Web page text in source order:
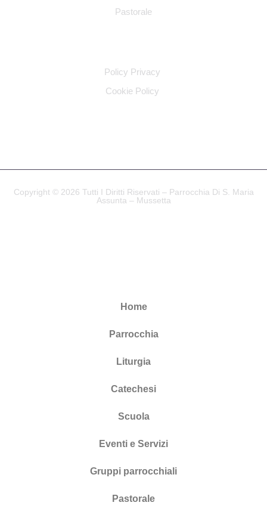
Pastorale
Policy Privacy
Cookie Policy
Copyright © 2026 Tutti I Diritti Riservati – Parrocchia Di S. Maria
Assunta – Mussetta
Home
Parrocchia
Liturgia
Catechesi
Scuola
Eventi e Servizi
Gruppi parrocchiali
Pastorale